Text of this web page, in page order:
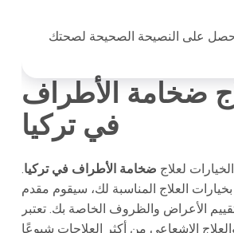
على النصيحة الصحيحة لصحتك
ضخامة الأطراف
في تركيا
لعلاج ضخامة الأطراف في تركيا.
العلاج المناسبة لك، سيقوم مقدم
الأعراض والظروف الخاصة بك. تعتبر
والعلاج الإشعاعي من أكثر العلاجات شيوعًا